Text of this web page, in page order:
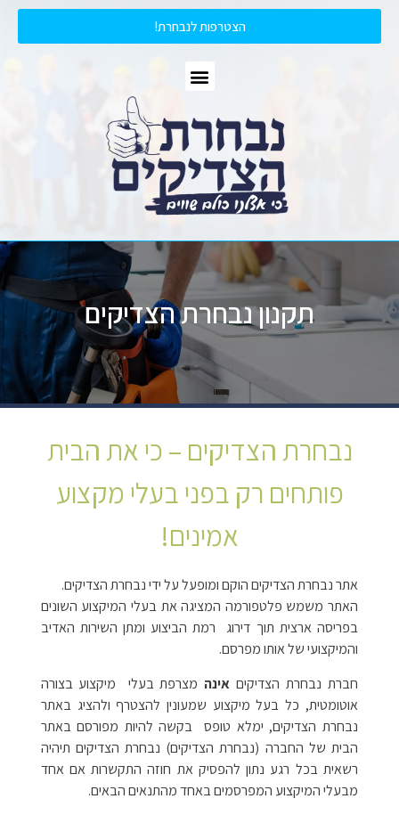
הצטרפות לנבחרת!
תקנון נבחרת הצדיקים
נבחרת הצדיקים – כי את הבית
פותחים רק בפני בעלי מקצוע
אמינים!
אתר נבחרת הצדיקים הוקם ומופעל על ידי נבחרת הצדיקים.
האתר משמש פלטפורמה המציגה את בעלי המיקצוע השונים
בפריסה ארצית תוך דירוג רמת הביצוע ומתן השירות האדיב
והמיקצועי של אותו מפרסם.
חברת נבחרת הצדיקיםאינה מצרפת בעלי מיקצוע בצורה
אוטומטית, כל בעל מיקצוע שמעונין להצטרף ולהציג באתר
נבחרת הצדיקים, ימלא טופס בקשה להיות מפורסם באתר
הבית של החברה (נבחרת הצדיקים) נבחרת הצדיקים תיהיה
רשאית בכל רגע נתון להפסיק את חוזה התקשרות אם אחד
מבעלי המיקצוע המפרסמים באחד מהתנאים הבאים.